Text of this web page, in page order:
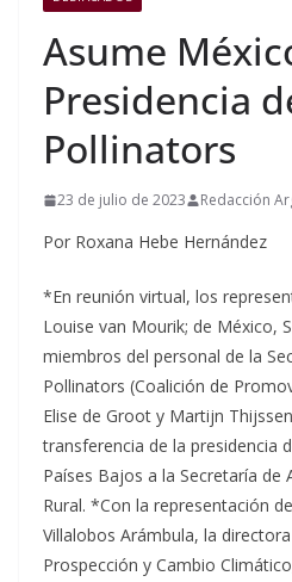
Asume
Presidencia
Pollinators
23 de julio de 2023 Redacción
Por Roxana Hebe Hernández
*En reunión virtual, los
Louise van Mourik; de México,
miembros del personal de la
Pollinators (Coalición de
Elise de Groot y Martijn
transferencia de la presidencia
Países Bajos a la Secretaría de
Rural. *Con la representación
Villalobos Arámbula, la
Prospección y Cambio